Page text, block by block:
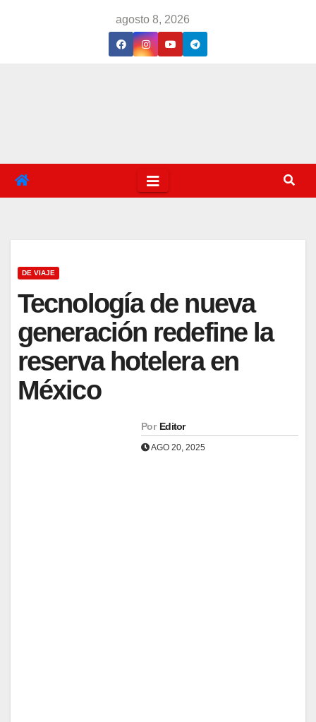
agosto 8, 2026
DE VIAJE
Tecnología de nueva
generación redefine la
reserva hotelera en
México
Por Editor
AGO 20, 2025